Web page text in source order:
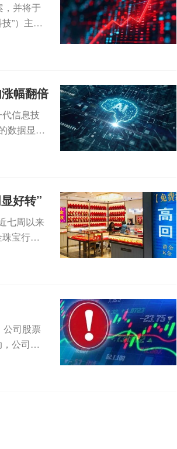
，并将于
”）主要
幅翻倍
信息技
数据显
好转”
七周以来
宝行业
司股票
公司可